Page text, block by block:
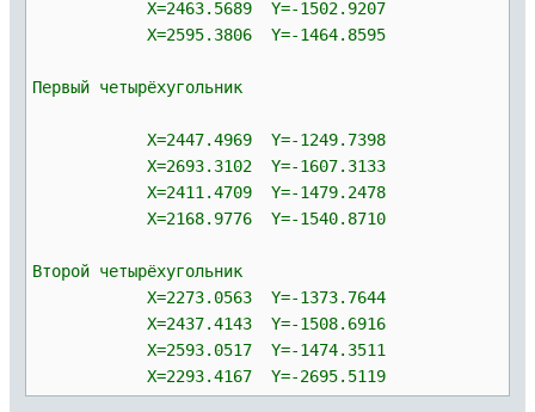
X=2463.5689 Y=-1502.9207
X=2595.3806 Y=-1464.8595
Первый четырёхугольник
X=2447.4969 Y=-1249.7398
X=2693.3102 Y=-1607.3133
X=2411.4709 Y=-1479.2478
X=2168.9776 Y=-1540.8710
Второй четырёхугольник
X=2273.0563 Y=-1373.7644
X=2437.4143 Y=-1508.6916
X=2593.0517 Y=-1474.3511
X=2293.4167 Y=-2695.5119